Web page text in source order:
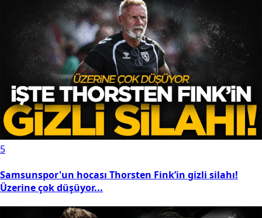
5
Samsunspor'un hocası Thorsten Fink’in gizli silahı!
Üzerine çok düşüyor...